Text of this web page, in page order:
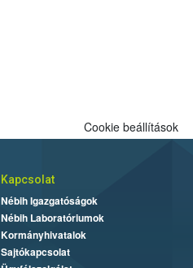
Cookie beállítások
Kapcsolat
Nébih Igazgatóságok
Nébih Laboratóriumok
Kormányhivatalok
Sajtókapcsolat